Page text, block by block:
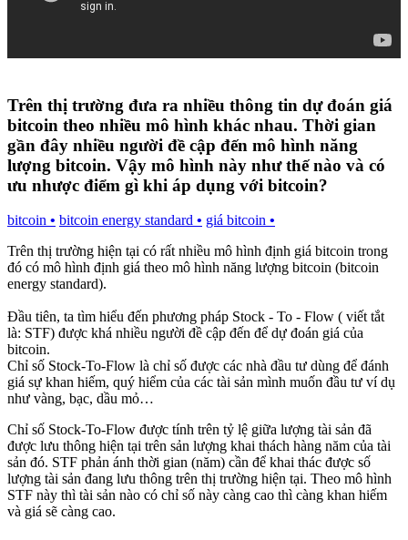
Trên thị trường đưa ra nhiều thông tin dự đoán giá
bitcoin theo nhiều mô hình khác nhau. Thời gian
gần đây nhiều người đề cập đến mô hình năng
lượng bitcoin. Vậy mô hình này như thế nào và có
ưu nhược điểm gì khi áp dụng với bitcoin?
bitcoin • bitcoin energy standard • giá bitcoin •
Trên thị trường hiện tại có rất nhiều mô hình định giá bitcoin trong
đó có mô hình định giá theo mô hình năng lượng bitcoin (bitcoin
energy standard).
Đầu tiên, ta tìm hiểu đến phương pháp Stock - To - Flow ( viết tắt
là: STF) được khá nhiều người đề cập đến để dự đoán giá của
bitcoin.
Chỉ số Stock-To-Flow là chỉ số được các nhà đầu tư dùng để đánh
giá sự khan hiếm, quý hiểm của các tài sản mình muốn đầu tư ví dụ
như vàng, bạc, dầu mỏ…
Chỉ số Stock-To-Flow được tính trên tỷ lệ giữa lượng tài sản đã
được lưu thông hiện tại trên sản lượng khai thách hàng năm của tài
sản đó. STF phản ánh thời gian (năm) cần để khai thác được số
lượng tài sản đang lưu thông trên thị trường hiện tại. Theo mô hình
STF này thì tài sản nào có chỉ số này càng cao thì càng khan hiếm
và giá sẽ càng cao.